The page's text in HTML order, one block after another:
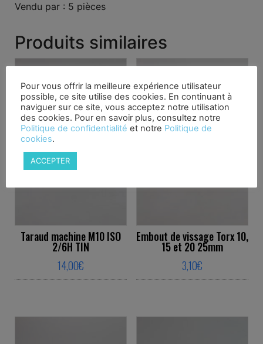
Vendu par : 5 pièces
Produits similaires
Taraud machine M10 ISO
2/6H TIN
14,00€
Embout de vissage Torx 10,
15 et 20 25mm
3,10€
Pour vous offrir la meilleure expérience utilisateur
possible, ce site utilise des cookies. En continuant à
naviguer sur ce site, vous acceptez notre utilisation
des cookies. Pour en savoir plus, consultez notre
Politique de confidentialité et notre Politique de
cookies.
ACCEPTER